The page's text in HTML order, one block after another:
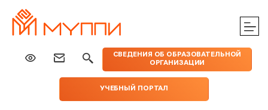
СВЕДЕНИЯ ОБ ОБРАЗОВАТЕЛЬНОЙ
ОРГАНИЗАЦИИ
УЧЕБНЫЙ ПОРТАЛ
МЕРОПРИЯТИЯ
ПРАКТИЧЕСКОЙ
ИЗДАТЕЛЬСТВО
МУППИ